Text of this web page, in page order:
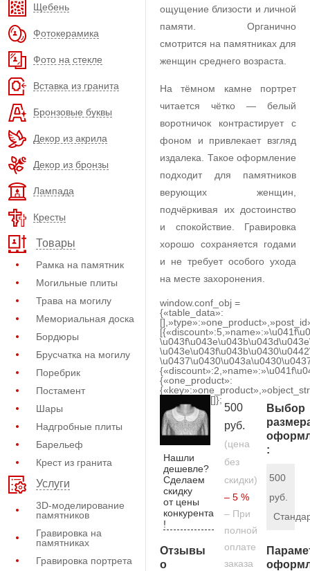
Щебень
Фотокерамика
Фото на стекле
Вставка из гранита
Бронзовые буквы
Декор из акрила
Декор из бронзы
Лампада
Кресты
Товары
Рамка на памятник
Могильные плиты
Трава на могилу
Мемориальная доска
Бордюры
Брусчатка на могилу
Поребрик
Постамент
Шары
Надгробные плиты
Барельеф
Крест из гранита
Услуги
3D-моделирование
памятников
Гравировка на
памятниках
Гравировка портрета
ощущение близости и личной
памяти. Органично
смотрится на памятниках для
женщин среднего возраста.
На тёмном камне портрет
читается чётко — белый
воротничок контрастирует с
фоном и привлекает взгляд
издалека. Такое оформление
подходит для памятников
верующих женщин,
подчёркивая их достоинство
и спокойствие. Гравировка
хорошо сохраняется годами
и не требует особого ухода
на месте захоронения.
window.conf_obj =
{«table_data»:
{«one_product»:
[]};
Нашли
дешевле?
Сделаем
скидку
от цены
конкурента
!
Отзывы
о
500
руб.
(цена
без
скидки)
– 5 %
– При
полной
оплате
заказа
Выбор
:
500
руб.